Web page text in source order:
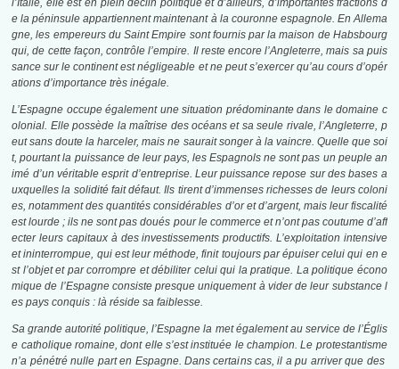
l’Italie, elle est en plein déclin politique et d’ailleurs, d’importantes fractions d
e la péninsule appartiennent maintenant à la couronne espagnole. En Allema
gne, les empereurs du Saint Empire sont fournis par la maison de Habsbourg
qui, de cette façon, contrôle l’empire. Il reste encore l’Angleterre, mais sa puis
sance sur le continent est négligeable et ne peut s’exercer qu’au cours d’opér
ations d’importance très inégale.
L’Espagne occupe également une situation prédominante dans le domaine c
olonial. Elle possède la maîtrise des océans et sa seule rivale, l’Angleterre, p
eut sans doute la harceler, mais ne saurait songer à la vaincre. Quelle que soi
t, pourtant la puissance de leur pays, les Espagnols ne sont pas un peuple an
imé d’un véritable esprit d’entreprise. Leur puissance repose sur des bases a
uxquelles la solidité fait défaut. Ils tirent d’immenses richesses de leurs coloni
es, notamment des quantités considérables d’or et d’argent, mais leur fiscalité
est lourde ; ils ne sont pas doués pour le commerce et n’ont pas coutume d’aff
ecter leurs capitaux à des investissements productifs. L’exploitation intensive
et ininterrompue, qui est leur méthode, finit toujours par épuiser celui qui en e
st l’objet et par corrompre et débiliter celui qui la pratique. La politique écono
mique de l’Espagne consiste presque uniquement à vider de leur substance l
es pays conquis : là réside sa faiblesse.
Sa grande autorité politique, l’Espagne la met également au service de l’Églis
e catholique romaine, dont elle s’est instituée le champion. Le protestantisme
n’a pénétré nulle part en Espagne. Dans certains cas, il a pu arriver que des